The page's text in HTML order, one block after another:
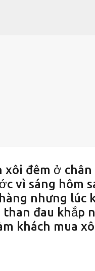
xôi đêm ở
vì sáng hôm
nhưng lúc
than đau khắp
khách mua